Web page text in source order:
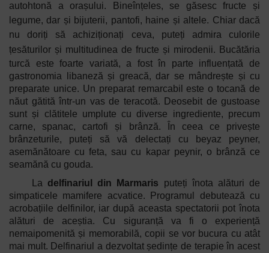
autohtonă a orașului. Bineînțeles, se găsesc fructe și
legume, dar și bijuterii, pantofi, haine și altele. Chiar dacă
nu doriți să achiziționați ceva, puteți admira culorile
țesăturilor și multitudinea de fructe și mirodenii. Bucătăria
turcă este foarte variată, a fost în parte influențată de
gastronomia libaneză și greacă, dar se mândrește și cu
preparate unice. Un preparat remarcabil este o tocană de
năut gătită într-un vas de teracotă. Deosebit de gustoase
sunt și clătitele umplute cu diverse ingrediente, precum
carne, spanac, cartofi și brânză. În ceea ce privește
brânzeturile, puteți să vă delectați cu beyaz peyner,
asemănătoare cu feta, sau cu kapar peynir, o brânză ce
seamănă cu gouda.
La delfinariul din Marmaris puteți înota alături de
simpaticele mamifere acvatice. Programul debutează cu
acrobațiile delfinilor, iar după aceasta spectatorii pot înota
alături de aceștia. Cu siguranță va fi o experiență
nemaipomenită și memorabilă, copii se vor bucura cu atât
mai mult. Delfinariul a dezvoltat ședințe de terapie în acest